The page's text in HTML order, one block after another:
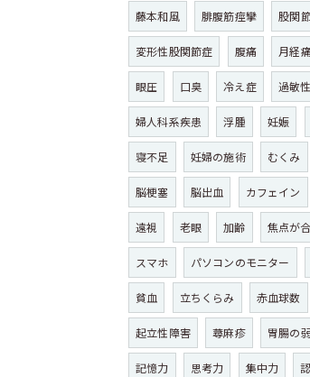
藤本和風 腓腹筋痙攣 股関
変形性股関節症 腹痛 月経
眼圧 口臭 冷え症 過敏
婦人科系疾患 浮腫 妊娠
寝不足 妊婦の施術 むくみ
脳梗塞 脳出血 カフェイン
遠視 老眼 加齢 焦点が
スマホ パソコンのモニター
貧血 立ちくらみ 赤血球数
起立性障害 蕁麻疹 胃腸の
記憶力 思考力 集中力